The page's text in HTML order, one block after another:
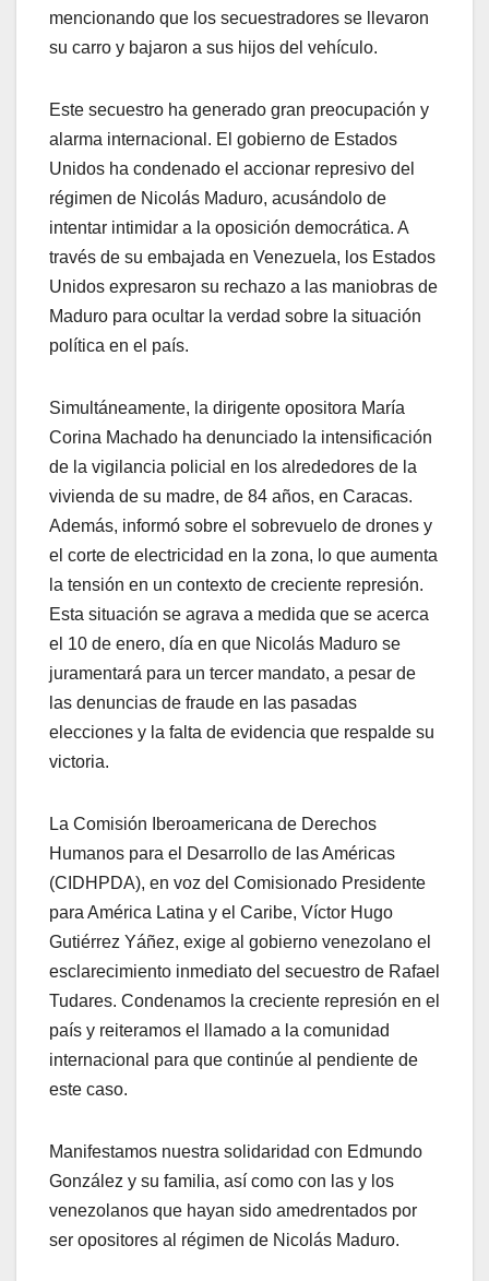
mencionando que los secuestradores se llevaron
su carro y bajaron a sus hijos del vehículo.
Este secuestro ha generado gran preocupación y
alarma internacional. El gobierno de Estados
Unidos ha condenado el accionar represivo del
régimen de Nicolás Maduro, acusándolo de
intentar intimidar a la oposición democrática. A
través de su embajada en Venezuela, los Estados
Unidos expresaron su rechazo a las maniobras de
Maduro para ocultar la verdad sobre la situación
política en el país.
Simultáneamente, la dirigente opositora María
Corina Machado ha denunciado la intensificación
de la vigilancia policial en los alrededores de la
vivienda de su madre, de 84 años, en Caracas.
Además, informó sobre el sobrevuelo de drones y
el corte de electricidad en la zona, lo que aumenta
la tensión en un contexto de creciente represión.
Esta situación se agrava a medida que se acerca
el 10 de enero, día en que Nicolás Maduro se
juramentará para un tercer mandato, a pesar de
las denuncias de fraude en las pasadas
elecciones y la falta de evidencia que respalde su
victoria.
La Comisión Iberoamericana de Derechos
Humanos para el Desarrollo de las Américas
(CIDHPDA), en voz del Comisionado Presidente
para América Latina y el Caribe, Víctor Hugo
Gutiérrez Yáñez, exige al gobierno venezolano el
esclarecimiento inmediato del secuestro de Rafael
Tudares. Condenamos la creciente represión en el
país y reiteramos el llamado a la comunidad
internacional para que continúe al pendiente de
este caso.
Manifestamos nuestra solidaridad con Edmundo
González y su familia, así como con las y los
venezolanos que hayan sido amedrentados por
ser opositores al régimen de Nicolás Maduro.